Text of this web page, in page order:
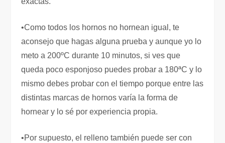
•Como todos los hornos no hornean igual, te
aconsejo que hagas alguna prueba y aunque yo lo
meto a 200ºC durante 10 minutos, si ves que
queda poco esponjoso puedes probar a 180ªC y lo
mismo debes probar con el tiempo porque entre las
distintas marcas de hornos varía la forma de
hornear y lo sé por experiencia propia.
•Por supuesto, el relleno también puede ser con